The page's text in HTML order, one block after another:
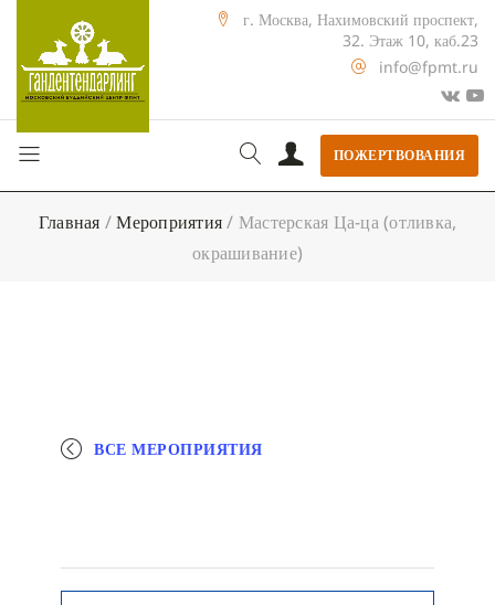
г. Москва, Нахимовский проспект,
32. Этаж 10, каб.23
info@fpmt.ru
ПОЖЕРТВОВАНИЯ
Главная /Мероприятия/ Мастерская Ца-ца (отливка,
окрашивание)
ВСЕ МЕРОПРИЯТИЯ